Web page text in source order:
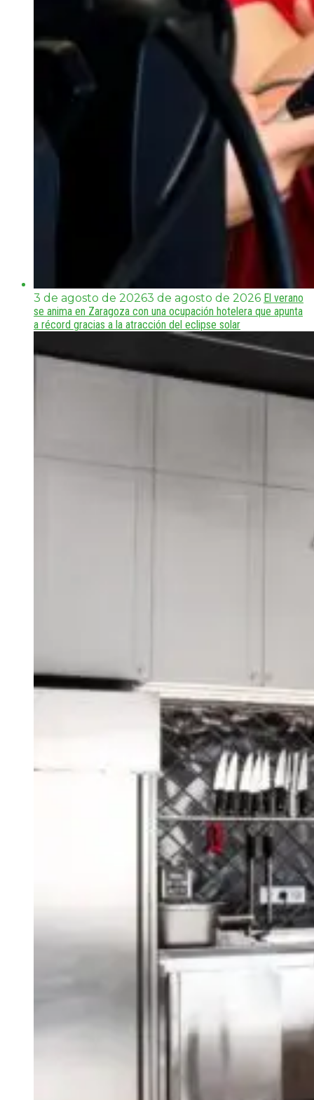
3 de agosto de 20263 de agosto de 2026 El verano
se anima en Zaragoza con una ocupación hotelera que apunta
a récord gracias a la atracción del eclipse solar